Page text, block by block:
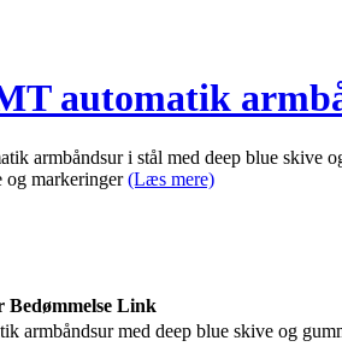
automatik
armbåndsur i stål med deep blue skive
og markeringer(Læs mere)
Bedømmelse Link
armbåndsur med deep blue skive og